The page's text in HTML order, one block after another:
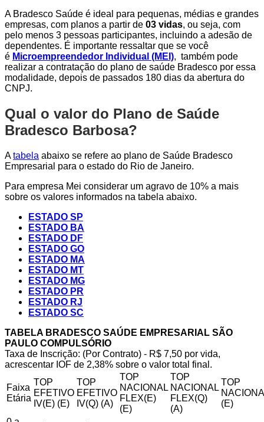
A Bradesco Saúde é ideal para pequenas, médias e grandes
empresas, com planos a partir de 03 vidas, ou seja, com
pelo menos 3 pessoas participantes, incluindo a adesão de
dependentes. É importante ressaltar que se você
é Microempreendedor Individual (MEI), também pode
realizar a contratação do plano de saúde Bradesco por essa
modalidade, depois de passados 180 dias da abertura do
CNPJ.
Qual o valor do Plano de Saúde
Bradesco Barbosa?
Atabela abaixo se refere ao plano de Saúde Bradesco
Empresarial para o estado do Rio de Janeiro.
Para empresa Mei considerar um agravo de 10% a mais
sobre os valores informados na tabela abaixo.
ESTADO SP
ESTADO BA
ESTADO DF
ESTADO GO
ESTADO MA
ESTADO MT
ESTADO MG
ESTADO PR
ESTADO RJ
ESTADO SC
TABELA BRADESCO SAÚDE EMPRESARIAL SÃO
PAULO COMPULSÓRIO
Taxa de Inscrição: (Por Contrato) - R$ 7,50 por vida,
acrescentar IOF de 2,38% sobre o valor total final.
Faixa
Etária
TOP
EFETIVO
IV(E) (E)
TOP
EFETIVO
IV(Q) (A)
TOP
NACIONAL
FLEX(E)
(E)
TOP
NACIONAL
FLEX(Q)
(A)
TOP
(E)